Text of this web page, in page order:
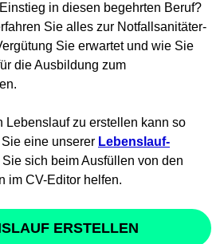
in diesen begehrten Beruf?
Sie alles zur Notfallsanitäter-
Sie erwartet und wie Sie
die Ausbildung zum
Lebenslauf zu erstellen kann so
eine unserer Lebenslauf-
sich beim Ausfüllen von den
im CV-Editor helfen.
ERSTELLEN